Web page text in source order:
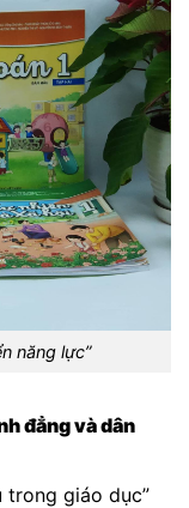
năng lực”
đẳng và dân
trong giáo dục”